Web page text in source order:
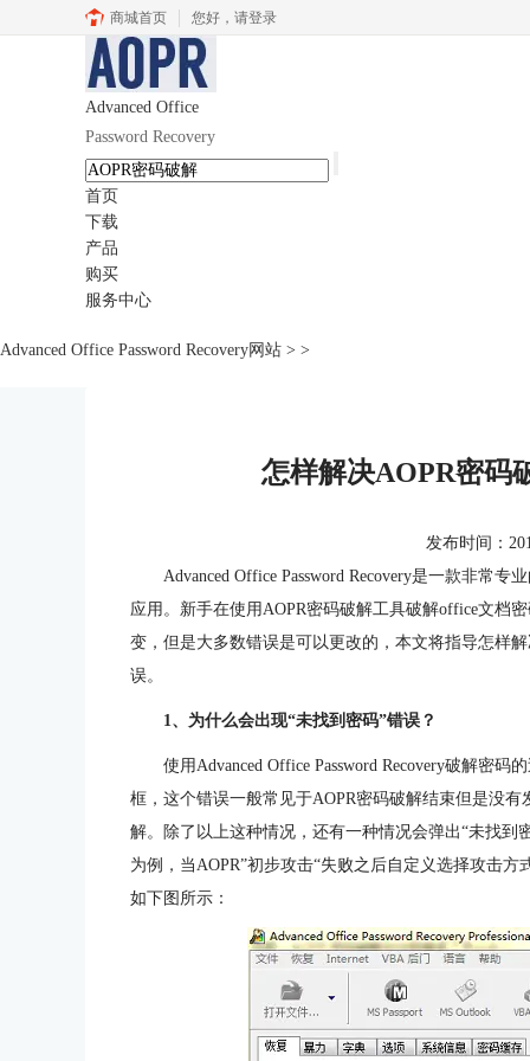
商城首页 您好， 请登录
Advanced Office
Password Recovery
首页
下载
产品
购买
服务中心
Advanced Office Password Recovery网站 > >
怎样解决AOPR密码
发布时间：
Advanced Office Password Recovery是一款非常
应用。新手在使用AOPR密码破解工具破解office文档
变，但是大多数错误是可以更改的，本文将指导怎样
误。
1、为什么会出现“未找到密码”错误？
使用Advanced Office Password Recovery破解密
框，这个错误一般常见于AOPR密码破解结束但是没
解。除了以上这种情况，还有一种情况会弹出“未找到
为例，当AOPR”初步攻击“失败之后自定义选择攻击
如下图所示：